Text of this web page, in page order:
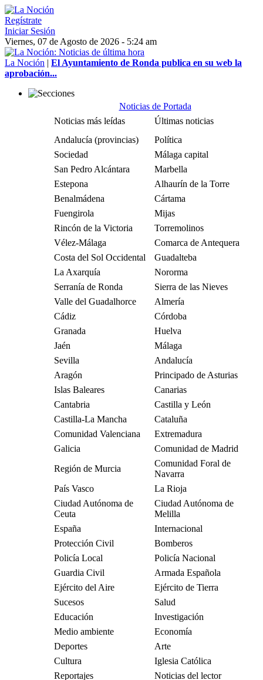
Regístrate
Iniciar Sesión
Viernes, 07 de Agosto de 2026 - 5:24 am
La Noción | El Ayuntamiento de Ronda publica en su web la
aprobación...
Noticias de Portada
Noticias más leídas
Últimas noticias
Andalucía (provincias)
Política
Sociedad
Málaga capital
San Pedro Alcántara
Marbella
Estepona
Alhaurín de la Torre
Benalmádena
Cártama
Fuengirola
Mijas
Rincón de la Victoria
Torremolinos
Vélez-Málaga
Comarca de Antequera
Costa del Sol Occidental
Guadalteba
La Axarquía
Nororma
Serranía de Ronda
Sierra de las Nieves
Valle del Guadalhorce
Almería
Cádiz
Córdoba
Granada
Huelva
Jaén
Málaga
Sevilla
Andalucía
Aragón
Principado de Asturias
Islas Baleares
Canarias
Cantabria
Castilla y León
Castilla-La Mancha
Cataluña
Comunidad Valenciana
Extremadura
Galicia
Comunidad de Madrid
Región de Murcia
Comunidad Foral de
Navarra
País Vasco
La Rioja
Ciudad Autónoma de
Ceuta
Ciudad Autónoma de
Melilla
España
Internacional
Protección Civil
Bomberos
Policía Local
Policía Nacional
Guardia Civil
Armada Española
Ejército del Aire
Ejército de Tierra
Sucesos
Salud
Educación
Investigación
Medio ambiente
Economía
Deportes
Arte
Cultura
Iglesia Católica
Reportajes
Noticias del lector